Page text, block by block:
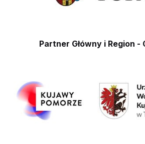
Partner Główny i Region -